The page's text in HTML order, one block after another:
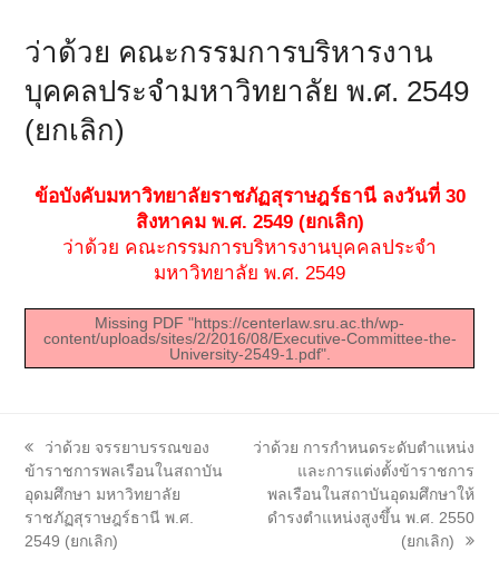
ว่าด้วย คณะกรรมการบริหารงาน
บุคคลประจำมหาวิทยาลัย พ.ศ. 2549
(ยกเลิก)
ข้อบังคับมหาวิทยาลัยราชภัฏสุราษฎร์ธานี ลงวันที่ 30
สิงหาคม พ.ศ. 2549 (ยกเลิก)
ว่าด้วย คณะกรรมการบริหารงานบุคคลประจำ
มหาวิทยาลัย พ.ศ. 2549
Missing PDF "https://centerlaw.sru.ac.th/wp-
content/uploads/sites/2/2016/08/Executive-Committee-the-
University-2549-1.pdf".
previous
post:
ว่าด้วย จรรยาบรรณของ
ข้าราชการพลเรือนในสถาบัน
อุดมศึกษา มหาวิทยาลัย
ราชภัฏสุราษฎร์ธานี พ.ศ.
2549 (ยกเลิก)
next
ว่าด้วย การกำหนดระดับตำแหน่ง
และการแต่งตั้งข้าราชการ
พลเรือนในสถาบันอุดมศึกษาให้
ดำรงตำแหน่งสูงขึ้น พ.ศ. 2550
(ยกเลิก)